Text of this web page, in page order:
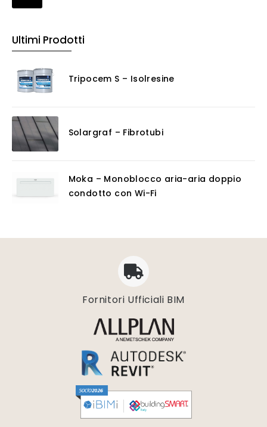
Ultimi Prodotti
Tripocem S – Isolresine
Solargraf – Fibrotubi
Moka – Monoblocco aria-aria doppio
condotto con Wi-Fi
Fornitori Ufficiali BIM